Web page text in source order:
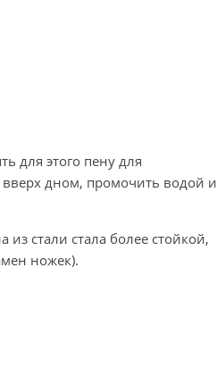
для этого пену для
дном, промочить водой и
стали стала более стойкой,
ножек).